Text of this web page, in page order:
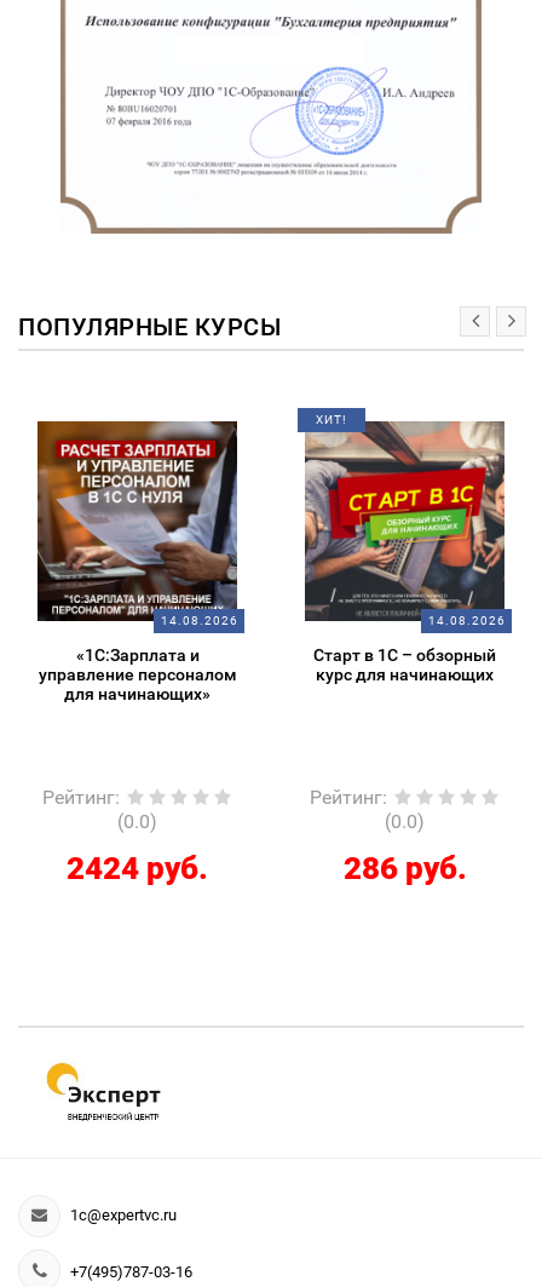
ПОПУЛЯРНЫЕ КУРСЫ
14.08.2026
«1С:Зарплата и
управление персоналом
для начинающих»
Рейтинг:
(0.0)
2424 руб.
ХИТ!
14.08.2026
Старт в 1С – обзорный
курс для начинающих
Рейтинг:
(0.0)
286 руб.
1c@expertvc.ru
+7(495)787-03-16